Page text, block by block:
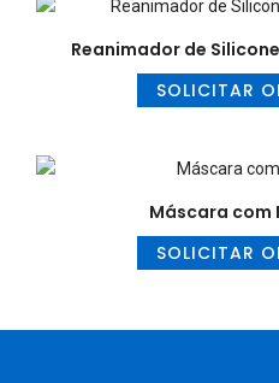
Reanimador de
SOLICITAR
Máscara com
SOLICITAR